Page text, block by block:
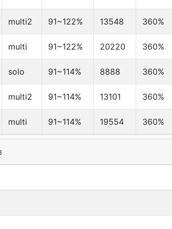
multi2 91~122% 13548 360%
multi 91~122% 20220 360%
solo 91~114% 8888 360%
multi2 91~114% 13101 360%
multi 91~114% 19554 360%